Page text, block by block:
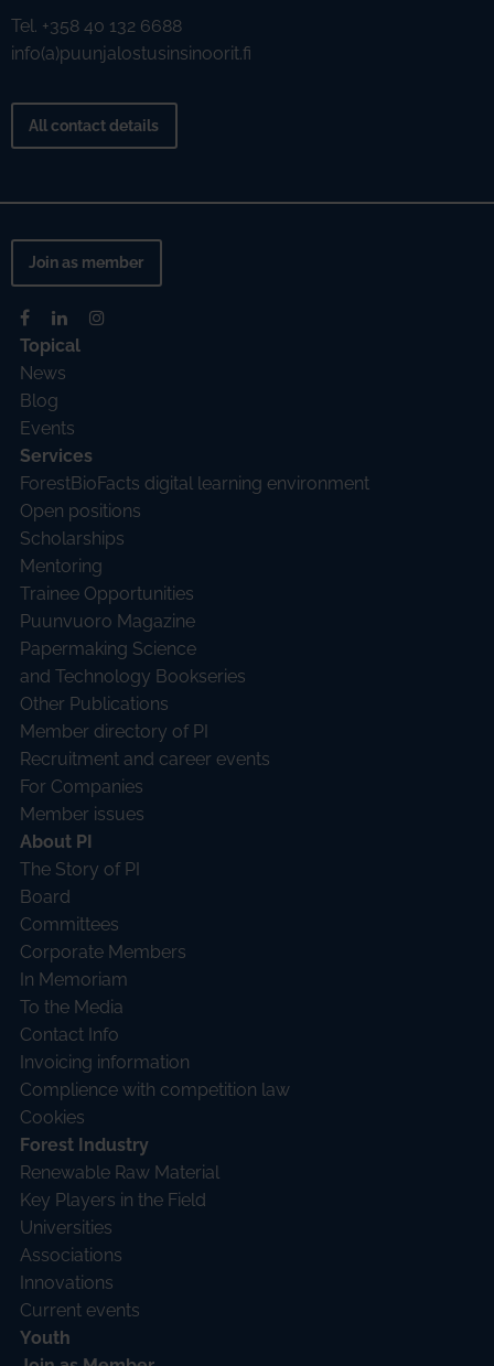
Tel. +358 40 132 6688
info(a)puunjalostusinsinoorit.fi
All contact details
Join as member
Topical
News
Blog
Events
Services
ForestBioFacts digital learning environment
Open positions
Scholarships
Mentoring
Trainee Opportunities
Puunvuoro Magazine
Papermaking Science
and Technology Bookseries
Other Publications
Member directory of PI
Recruitment and career events
For Companies
Member issues
About PI
The Story of PI
Board
Committees
Corporate Members
In Memoriam
To the Media
Contact Info
Invoicing information
Complience with competition law
Cookies
Forest Industry
Renewable Raw Material
Key Players in the Field
Universities
Associations
Innovations
Current events
Youth